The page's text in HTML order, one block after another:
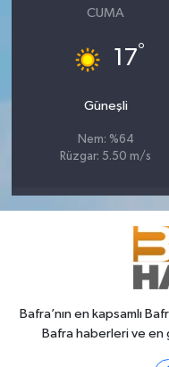
CUMA
17°
Güneşli
Nem: %64
Rüzgar: 5.50 m/s
Bafra’nın en kapsamlı
Bafra haberleri ve en